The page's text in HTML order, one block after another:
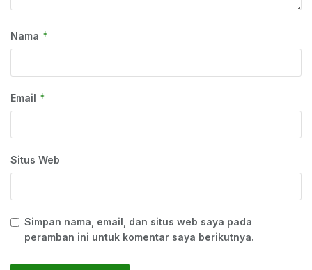
Nama *
Email *
Situs Web
Simpan nama, email, dan situs web saya pada
peramban ini untuk komentar saya berikutnya.